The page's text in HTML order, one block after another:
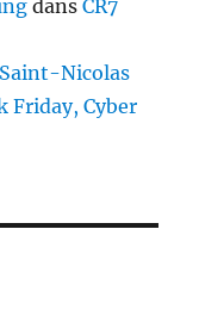
dansCR7
Nicolas
Friday, Cyber